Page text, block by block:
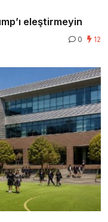
eleştirmeyin
0 12